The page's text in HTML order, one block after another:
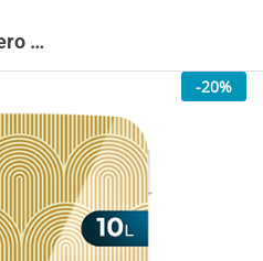
Mini Frigorífico Bolero Minicooling 10L Bahamas Pat 2 – 2699
-20%